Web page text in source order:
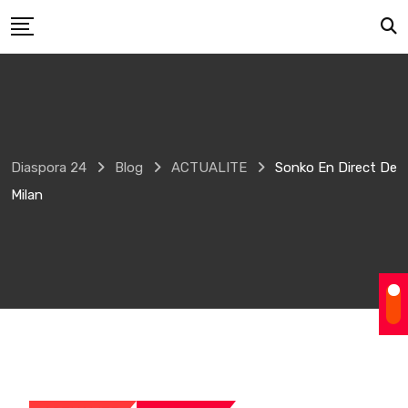
to
Diaspora 24 Blog ACTUALITE
Sonko En Direct De
Milan